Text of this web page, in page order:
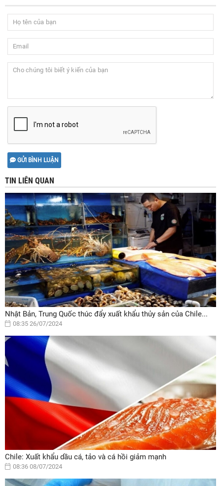
GỬI BÌNH LUẬN
TIN LIÊN QUAN
Nhật Bản, Trung Quốc thúc đẩy xuất khẩu thủy sản của Chile...
08:35 26/07/2024
Chile: Xuất khẩu dầu cá, tảo và cá hồi giảm mạnh
08:36 08/07/2024